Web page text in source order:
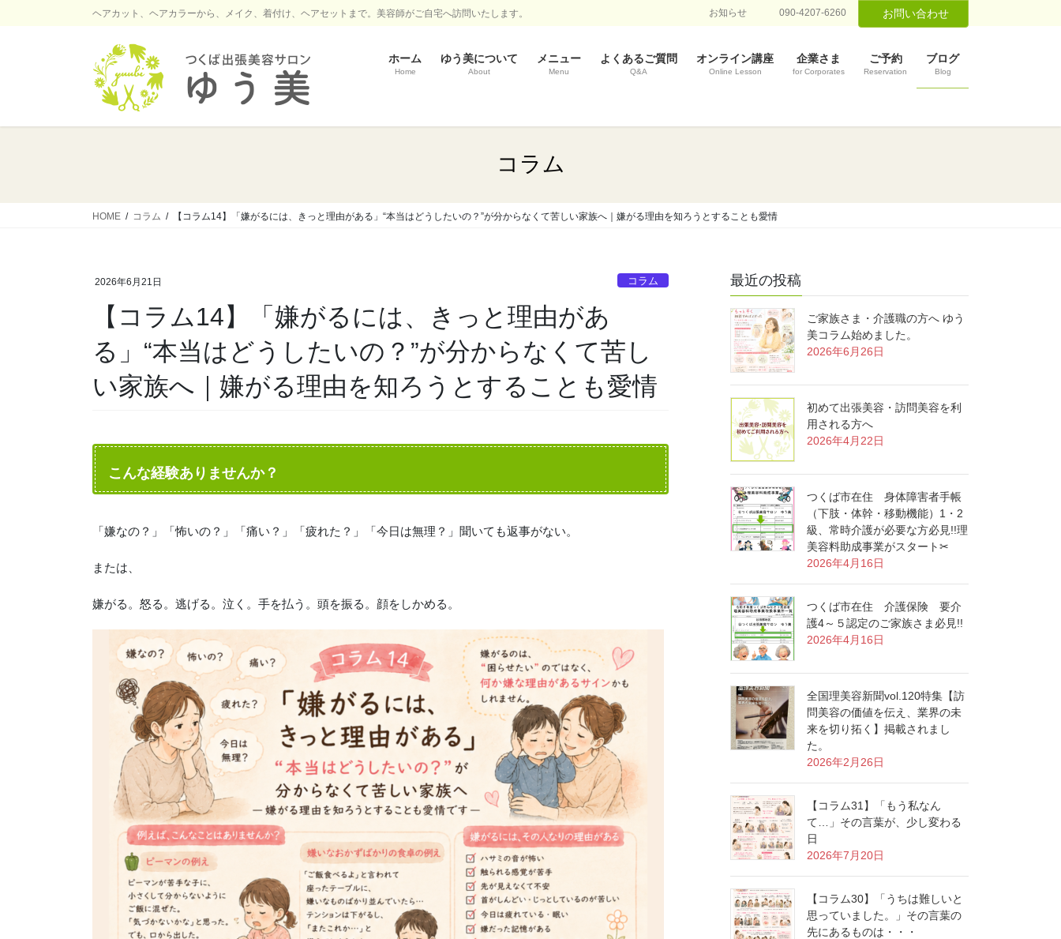
ヘアカット、ヘアカラーから、メイク、着付け、ヘアセットまで。美容師がご自宅へ訪問いたします。 お知らせ 090-4207-6260 お問い合わせ
ホーム
Home
ゆう美について
About
メニュー
Menu
よくあるご質問
Q&A
オンライン講座
Online Lesson
企業さま
for Corporates
ご予約
Reservation
ブログ
Blog
コラム
HOME コラム 【コラム14】「嫌がるには、きっと理由がある」“本当はどうしたいの？”が分からなくて苦しい家族へ｜嫌がる理由を知ろうとすることも愛情
2026年6月21日 コラム
【コラム14】「嫌がるには、きっと理由があ
る」“本当はどうしたいの？”が分からなくて苦し
い家族へ｜嫌がる理由を知ろうとすることも愛情
こんな経験ありませんか？
「嫌なの？」「怖いの？」「痛い？」「疲れた？」「今日は無理？」聞いても返事がない。
または、
嫌がる。怒る。逃げる。泣く。手を払う。頭を振る。顔をしかめる。
最近の投稿
ご家族さま・介護職の方へ ゆう
美コラム始めました。
2026年6月26日
初めて出張美容・訪問美容を利
用される方へ
2026年4月22日
つくば市在住 身体障害者手帳
（下肢・体幹・移動機能）1・2
級、常時介護が必要な方必見!!理
美容料助成事業がスタート✂
2026年4月16日
つくば市在住 介護保険 要介
護4～５認定のご家族さま必見!!
2026年4月16日
全国理美容新聞vol.120特集【訪
問美容の価値を伝え、業界の未
来を切り拓く】掲載されまし
た。
2026年2月26日
【コラム31】「もう私なん
て…」その言葉が、少し変わる
日
2026年7月20日
【コラム30】「うちは難しいと
思っていました。」その言葉の
先にあるものは・・・